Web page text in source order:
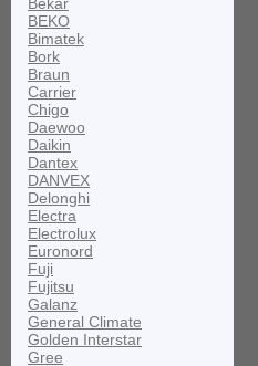
BEKO
Bimatek
Bork
Braun
Carrier
Chigo
Daewoo
Daikin
Dantex
DANVEX
Delonghi
Electra
Electrolux
Euronord
Fuji
Fujitsu
Galanz
General Climate
Golden Interstar
Gree